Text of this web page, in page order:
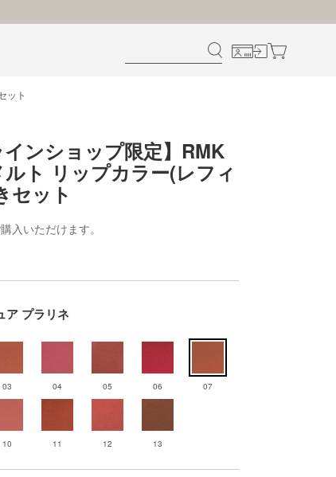
ット
インショップ限定】RMK
ト リップカラー(レフィ
セット
入いただけます。
ア プラリネ
03 04 05 06 07
10 11 12 13